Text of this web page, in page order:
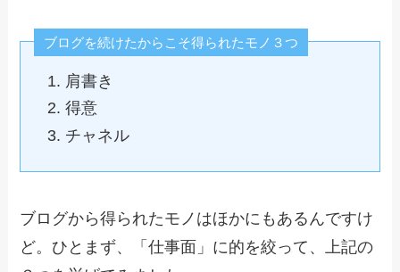
ブログを続けたからこそ得られたモノ３つ
肩書き
得意
チャネル
ブログから得られたモノはほかにもあるんですけ
ど。ひとまず、「仕事面」に的を絞って、上記の